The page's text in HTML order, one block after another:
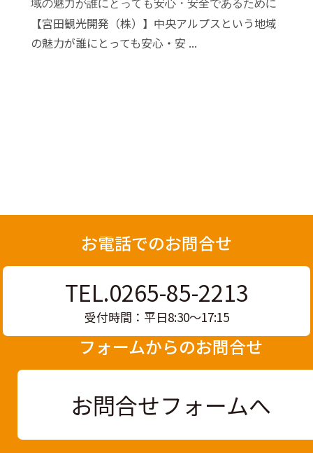
【宮田観光開発（株）】中央アルプスという地域
の魅力が誰にとっても安心・安 ...
お電話でのお問合せ
TEL.0265-85-2213
受付時間：平日8:30〜17:15
フォームからのお問合せ
お問合せフォームへ